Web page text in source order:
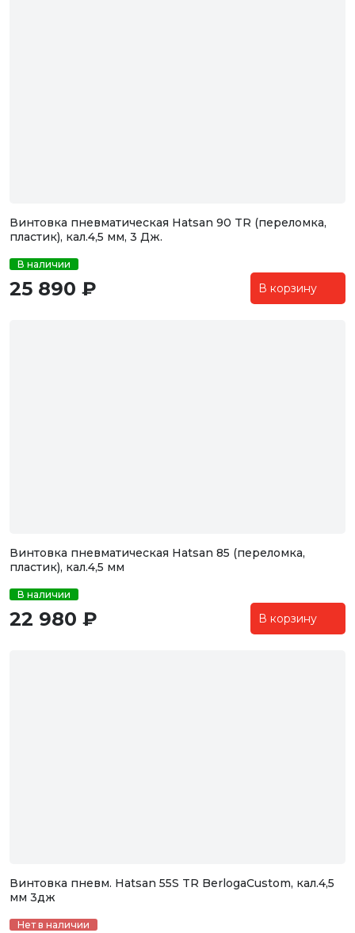
Винтовка пневматическая Hatsan 90 TR (переломка,
пластик), кал.4,5 мм, 3 Дж.
В наличии
25 890 ₽ В корзину
Винтовка пневматическая Hatsan 85 (переломка,
пластик), кал.4,5 мм
В наличии
22 980 ₽ В корзину
Винтовка пневм. Hatsan 55S TR BerlogaCustom, кал.4,5
мм 3дж
Нет в наличии